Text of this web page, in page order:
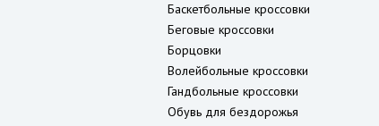
Баскетбольные кроссовки
Беговые кроссовки
Борцовки
Волейбольные кроссовки
Гандбольные кроссовки
Обувь для бездорожья